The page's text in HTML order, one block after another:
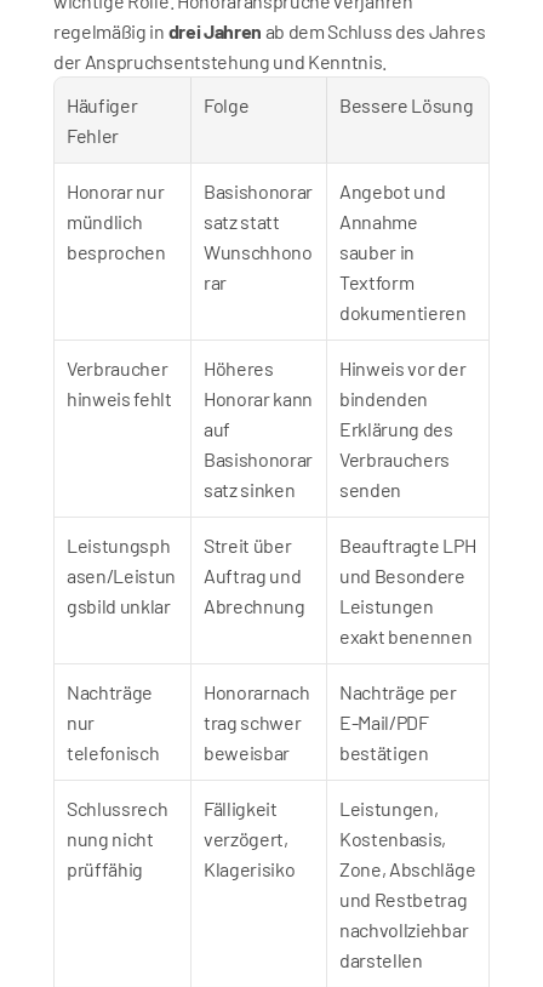
regelmäßig in drei Jahren ab dem Schluss des Jahres
der Anspruchsentstehung und Kenntnis.
Häufiger
Fehler
Folge Bessere Lösung
Honorar nur
mündlich
besprochen
Basishonorar
satz statt
Wunschhono
rar
Angebot und
Annahme
sauber in
Textform
dokumentieren
Verbraucher
hinweis fehlt
Höheres
Honorar kann
auf
Basishonorar
satz sinken
Hinweis vor der
bindenden
Erklärung des
Verbrauchers
senden
Leistungsph
asen/Leistun
gsbild unklar
Streit über
Auftrag und
Abrechnung
Beauftragte LPH
und Besondere
Leistungen
exakt benennen
Nachträge
nur
telefonisch
Honorarnach
trag schwer
beweisbar
Nachträge per
E‑Mail/PDF
bestätigen
Schlussrech
nung nicht
prüffähig
Fälligkeit
verzögert,
Klagerisiko
Leistungen,
Kostenbasis,
Zone, Abschläge
und Restbetrag
nachvollziehbar
darstellen